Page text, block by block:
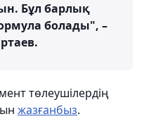
Бұл барлық
болады", –
төлеушілердің
жазғанбыз.